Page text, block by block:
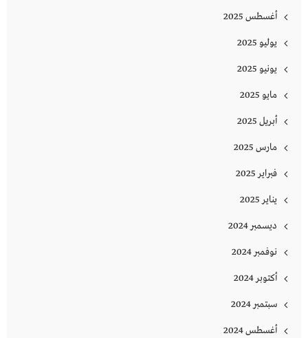
أغسطس 2025
يوليو 2025
يونيو 2025
مايو 2025
أبريل 2025
مارس 2025
فبراير 2025
يناير 2025
ديسمبر 2024
نوفمبر 2024
أكتوبر 2024
سبتمبر 2024
أغسطس 2024